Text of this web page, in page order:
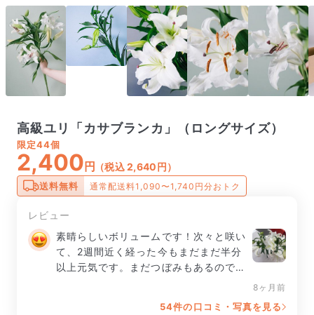
高級ユリ「カサブランカ」（ロングサイズ）
限定44個
2,400 円 （税込 2,640円）
送料無料 通常配送料1,090〜1,740円分おトク
レビュー
素晴らしいボリュームです！次々と咲い
て、2週間近く経った今もまだまだ半分
以上元気です。まだつぼみもあるので楽
8ヶ月前
54件の口コミ・写真を見る